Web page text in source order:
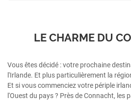
LE CHARME DU
Vous êtes décidé : votre prochaine
l'Irlande. Et plus particulièrement la
Et si vous commenciez votre périple
l'Ouest du pays ? Près de Connacht, les